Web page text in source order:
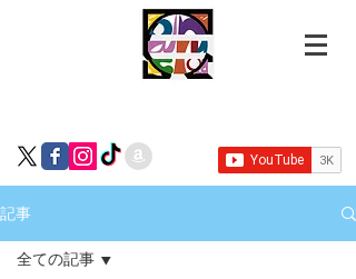
記事
全ての記事